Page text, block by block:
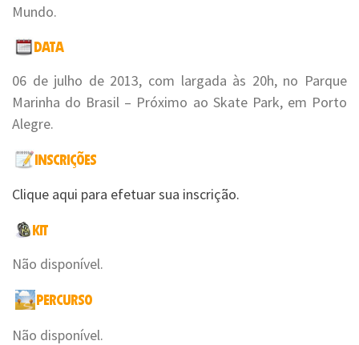
Mundo.
06 de julho de 2013, com largada às 20h, no Parque
Marinha do Brasil – Próximo ao Skate Park, em Porto
Alegre.
Clique aqui para efetuar sua inscrição.
Não disponível.
Não disponível.